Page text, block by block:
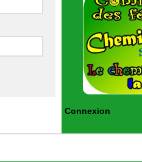
Connexion